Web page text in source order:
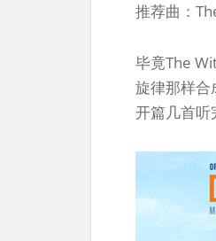
推荐曲：
毕竟The
旋律那样合
开篇几首听